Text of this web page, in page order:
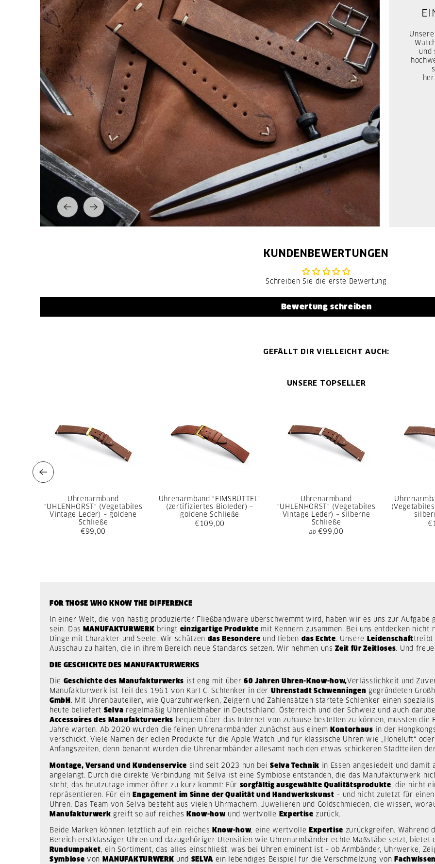
Jedes
KUNDENBEWERTUNGEN
Schreiben Sie die erste Bewertung
Bewertung schreiben
GEFÄLLT DIR VIELLEICHT AUCH:
UNSERE TOPSELLER
Uhrenarmband
"UHLENHORST" (Vegetabiles
Vintage Leder) – silberne
Schließe
ab €99,00
Uhrenarmband
"UHLENHORST" (Vegetabiles
Vintage Leder) – goldene
Schließe
€99,00
Uhrenarmband "EIMSBÜTTEL"
(zertifiziertes Bioleder) –
goldene Schließe
€109,00
FOR THOSE WHO KNOW THE DIFFERENCE
In einer Welt, die von hastig produzierter Fließbandware überschwemmt wird, haben wir es uns zur Aufgabe
sein. Das MANUFAKTURWERK bringt einzigartige Produkte mit Kennern zusammen. Bei uns entdecken
Dinge mit Charakter und Seele. Wir schätzen das Besondere und lieben das Echte. Unsere Leidenschafttreibt
Ausschau zu halten, die in ihrem Bereich neue Standards setzen. Wir nehmen unsZeit für Zeitloses. Und
DIE GESCHICHTE DES MANUFAKTURWERKS
Die Geschichte des Manufakturwerks ist eng mit über60 Jahren Uhren-Know-how,Verlässlichkeit und
Manufakturwerk ist Teil des 1961 von Karl C. Schlenker in der Uhrenstadt Schwenningen gegründeten
GmbH . Mit Uhrenbauteilen, wie Quarzuhrwerken, Zeigern und Zahlensätzen startete Schlenker einen
heute beliefert Selva regelmäßig Uhrenliebhaber in Deutschland, Österreich und der Schweiz und auch
Accessoires des Manufakturwerks bequem über das Internet von zuhause bestellen zu können, mussten
Jahre warten. Ab 2020 wurden die feinen Uhrenarmbänder zunächst aus einem Kontorhaus in der
verschickt. Viele Namen der edlen Produkte für die Apple Watch und für klassische Uhren wie „Hoheluft“ oder
Anfangszeiten, denn benannt wurden die Uhrenarmbänder allesamt nach den etwas schickeren Stadtteilen
Montage, Versand und Kundenservice sind seit 2023 nun beiSelva Technik in Essen angesiedelt und damit
angelangt. Durch die direkte Verbindung mit Selva ist eine Symbiose entstanden, die das Manufakturwerk
steht, das heutzutage immer öfter zu kurz kommt: Für sorgfältig ausgewählte Qualitätsprodukte , die nicht
repräsentieren. Für ein Engagement im Sinne der Qualität und Handwerkskunst – und nicht zuletzt für einen
Uhren. Das Team von Selva besteht aus vielen Uhrmachern, Juwelieren und Goldschmieden, die wissen,
Manufakturwerk greift so auf reiches Know-howund wertvolle Expertise zurück.
Beide Marken können letztlich auf ein reiches Know-how, eine wertvolle Expertise zurückgreifen. Während
Bereich erstklassiger Uhren und dazugehöriger Utensilien wie Uhrenarmbänder echte Maßstäbe setzt, bietet
Rundumpaket, ein Sortiment, das alles einschließt, was bei Uhren eminent ist – ob Armbänder, Uhrwerke,
Symbiose von MANUFAKTURWERK und SELVAein lebendiges Beispiel für die Verschmelzung von Fachwissen